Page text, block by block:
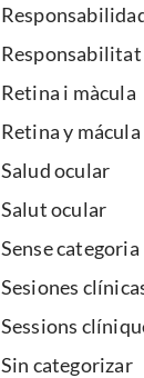
Retina i màcula
Retina y mácula
Salud ocular
Salut ocular
Sense categoria
Sesiones
Sessions
Sin categorizar